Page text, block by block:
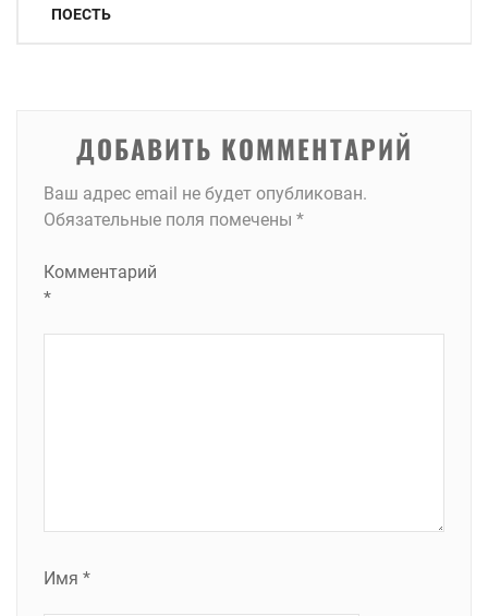
ПОЕСТЬ
ДОБАВИТЬ КОММЕНТАРИЙ
Ваш адрес email не будет опубликован.
Обязательные поля помечены *
Комментарий
*
Имя *